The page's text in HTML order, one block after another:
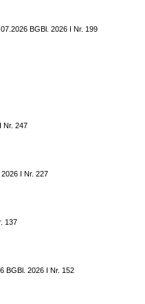
BGBl. 2026 I Nr. 199
Nr. 247
I Nr. 227
137
BGBl. 2026 I Nr. 152